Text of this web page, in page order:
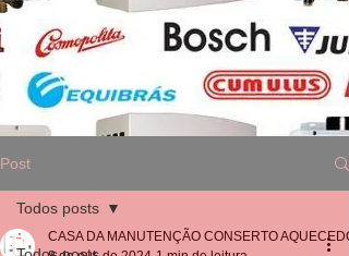
Post
Todos posts
CASA DA MANUTENÇÃO CONSERTO